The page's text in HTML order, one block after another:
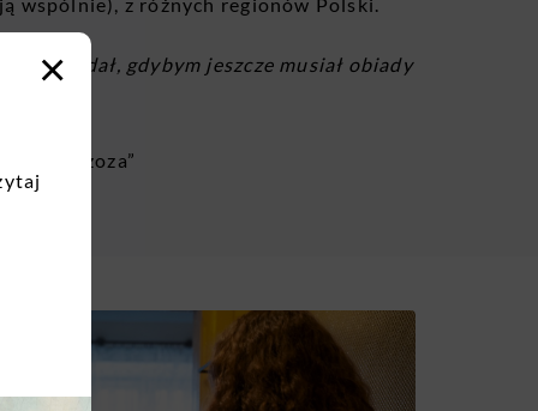
nie dał, gdybym jeszcze musiał obiady
ps. „Brzoza”
×